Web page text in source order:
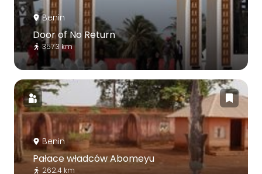
Benin
Door of No Return
357.3 km
Benin
Pałace władców Abomeyu
262.4 km